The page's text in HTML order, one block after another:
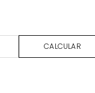
CALCULAR